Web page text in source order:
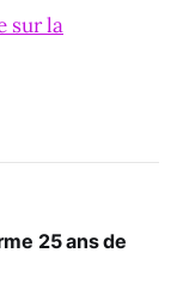
sur la
25 ans de